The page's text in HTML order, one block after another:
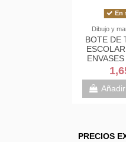
En
Dibujo y
BOTE DE
PRECIOS